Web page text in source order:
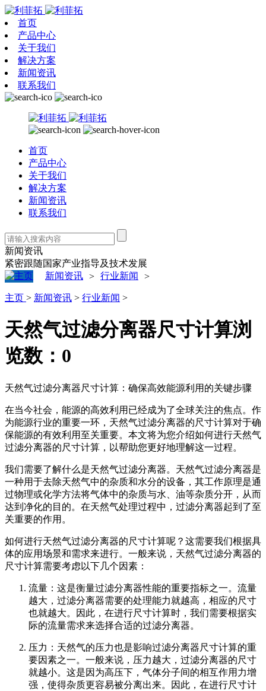
首页
产品中心
关于我们
解决方案
新闻资讯
联系我们
首页
产品中心
关于我们
解决方案
新闻资讯
联系我们
新闻资讯
紧密跟随国家产业指导及技术发展
新闻资讯 > 行业新闻 >
主页 > 新闻资讯 > 行业新闻 >
天然气过滤分离器尺寸计算浏
览数： 0
天然气过滤分离器尺寸计算：确保高效能源利用的关键步骤
在当今社会，能源的高效利用已经成为了全球关注的焦点。作
为能源行业的重要一环，天然气过滤分离器的尺寸计算对于确
保能源的有效利用至关重要。本文将为您介绍如何进行天然气
过滤分离器的尺寸计算，以帮助您更好地理解这一过程。
我们需要了解什么是天然气过滤分离器。天然气过滤分离器是
一种用于去除天然气中的杂质和水分的设备，其工作原理是通
过物理或化学方法将气体中的杂质与水、油等杂质分开，从而
达到净化的目的。在天然气处理过程中，过滤分离器起到了至
关重要的作用。
如何进行天然气过滤分离器的尺寸计算呢？这需要我们根据具
体的应用场景和需求来进行。一般来说，天然气过滤分离器的
尺寸计算需要考虑以下几个因素：
流量：这是衡量过滤分离器性能的重要指标之一。流量
越大，过滤分离器需要的处理能力就越高，相应的尺寸
也就越大。因此，在进行尺寸计算时，我们需要根据实
际的流量需求来选择合适的过滤分离器。
压力：天然气的压力也是影响过滤分离器尺寸计算的重
要因素之一。一般来说，压力越大，过滤分离器的尺寸
就越小。这是因为高压下，气体分子间的相互作用力增
强，使得杂质更容易被分离出来。因此，在进行尺寸计